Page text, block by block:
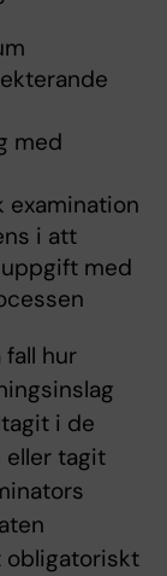
med
i att
med
hur
i de
eller tagit
obligatoriskt